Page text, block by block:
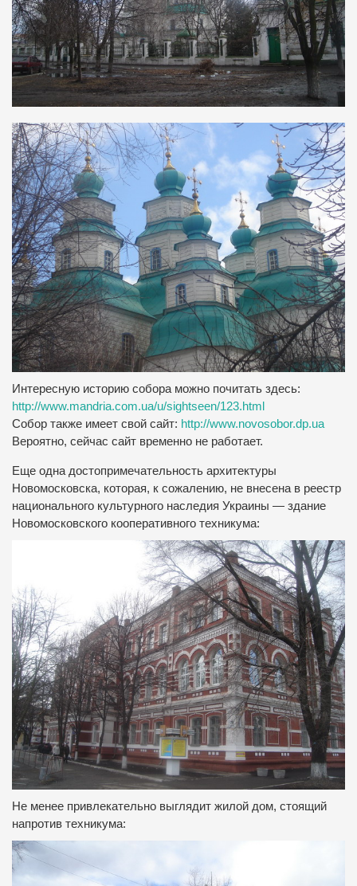
Интересную историю собора можно почитать здесь:
http://www.mandria.com.ua/u/sightseen/123.html
Собор также имеет свой сайт: http://www.novosobor.dp.ua
Вероятно, сейчас сайт временно не работает.
Еще одна достопримечательность архитектуры
Новомосковска, которая, к сожалению, не внесена в реестр
национального культурного наследия Украины — здание
Новомосковского кооперативного техникума:
Не менее привлекательно выглядит жилой дом, стоящий
напротив техникума: